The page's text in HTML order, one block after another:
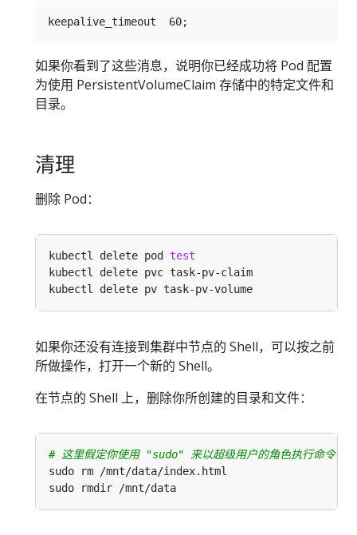
如果你看到了这些消息，说明你已经成功将 Pod 配置
为使用 PersistentVolumeClaim 存储中的特定文件和
目录。
清理
删除 Pod：
kubectl delete pod test
如果你还没有连接到集群中节点的 Shell，可以按之前
所做操作，打开一个新的 Shell。
在节点的 Shell 上，删除你所创建的目录和文件：
# 这里假定你使用 "sudo" 来以超级用户的角色执行命令